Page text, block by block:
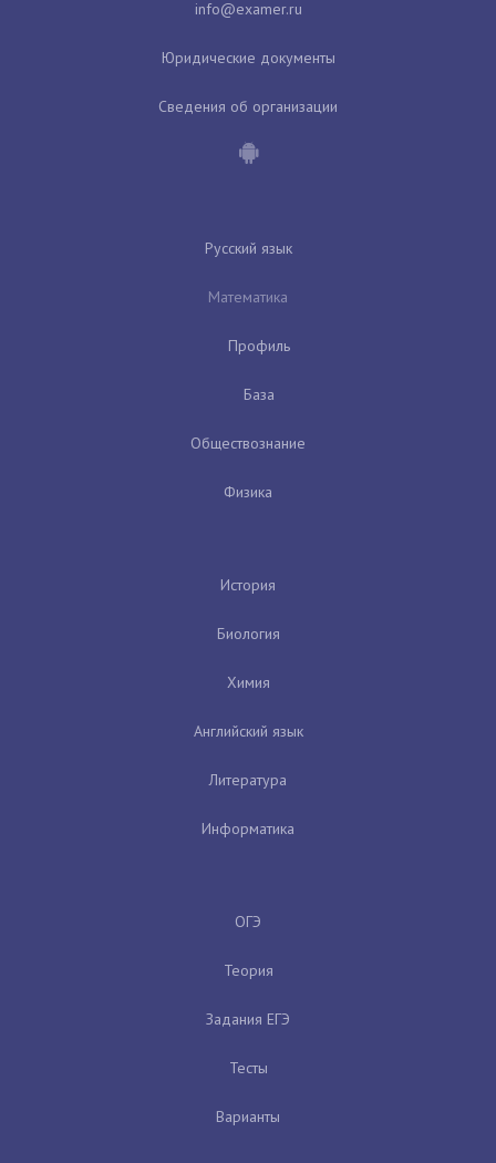
Юридические документы
Сведения об организации
Русский язык
Математика
Профиль
База
Обществознание
Физика
История
Биология
Химия
Английский язык
Литература
Информатика
ОГЭ
Теория
Задания ЕГЭ
Тесты
Варианты